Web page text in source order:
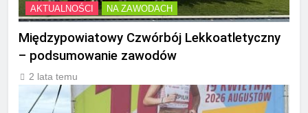
AKTUALNOŚCI NA ZAWODACH
Międzypowiatowy Czwórbój Lekkoatletyczny
– podsumowanie zawodów
2 lata temu